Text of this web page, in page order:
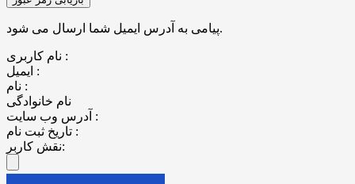
پیامی به آدرس ایمیل شما ارسال می شود.
نام کاربری :
ایمیل :
نام :
نام خانوادگی
آدرس وب سایت :
تاریخ ثبت نام :
نقش کاربر: